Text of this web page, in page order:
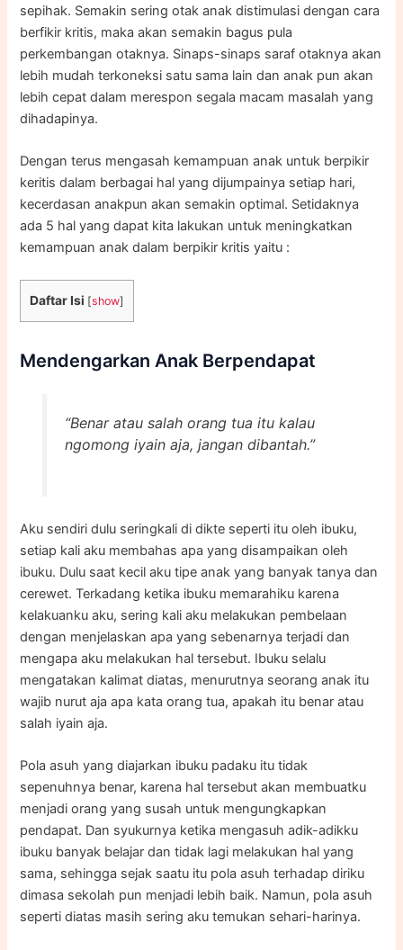
sepihak. Semakin sering otak anak distimulasi dengan cara
berfikir kritis, maka akan semakin bagus pula
perkembangan otaknya. Sinaps-sinaps saraf otaknya akan
lebih mudah terkoneksi satu sama lain dan anak pun akan
lebih cepat dalam merespon segala macam masalah yang
dihadapinya.
Dengan terus mengasah kemampuan anak untuk berpikir
keritis dalam berbagai hal yang dijumpainya setiap hari,
kecerdasan anakpun akan semakin optimal. Setidaknya
ada 5 hal yang dapat kita lakukan untuk meningkatkan
kemampuan anak dalam berpikir kritis yaitu :
Daftar Isi [show]
Mendengarkan Anak Berpendapat
“Benar atau salah orang tua itu kalau
ngomong iyain aja, jangan dibantah.”
Aku sendiri dulu seringkali di dikte seperti itu oleh ibuku,
setiap kali aku membahas apa yang disampaikan oleh
ibuku. Dulu saat kecil aku tipe anak yang banyak tanya dan
cerewet. Terkadang ketika ibuku memarahiku karena
kelakuanku aku, sering kali aku melakukan pembelaan
dengan menjelaskan apa yang sebenarnya terjadi dan
mengapa aku melakukan hal tersebut. Ibuku selalu
mengatakan kalimat diatas, menurutnya seorang anak itu
wajib nurut aja apa kata orang tua, apakah itu benar atau
salah iyain aja.
Pola asuh yang diajarkan ibuku padaku itu tidak
sepenuhnya benar, karena hal tersebut akan membuatku
menjadi orang yang susah untuk mengungkapkan
pendapat. Dan syukurnya ketika mengasuh adik-adikku
ibuku banyak belajar dan tidak lagi melakukan hal yang
sama, sehingga sejak saatu itu pola asuh terhadap diriku
dimasa sekolah pun menjadi lebih baik. Namun, pola asuh
seperti diatas masih sering aku temukan sehari-harinya.